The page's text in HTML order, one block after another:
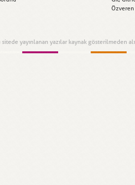
Özveren
yayınlanan yazılar kaynak gösterilmeden